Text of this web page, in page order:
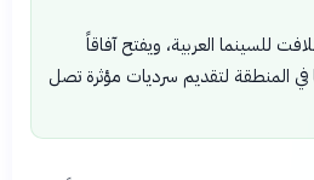
للسينما العربية، ويفتح آفاقاً
المنطقة لتقديم سرديات مؤثرة تصل